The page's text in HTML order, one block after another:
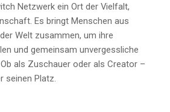
Netzwerk ein Ort der Vielfalt,
Es bringt Menschen aus
Welt zusammen, um ihre
und gemeinsam unvergessliche
als Zuschauer oder als Creator –
seinen Platz.